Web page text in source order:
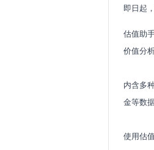
即日起
估值助
价值分
内含多
金等数
使用估